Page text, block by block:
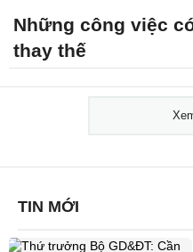
Những công việc
thay thế
TIN MỚI